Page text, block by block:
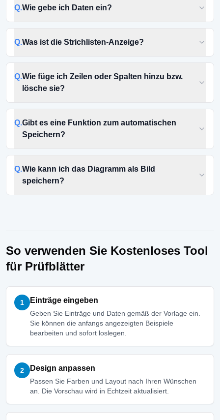
Q.Wie gebe ich Daten ein?
Q.Was ist die Strichlisten-Anzeige?
Q.Wie füge ich Zeilen oder Spalten hinzu bzw.
lösche sie?
Q.Gibt es eine Funktion zum automatischen
Speichern?
Q.Wie kann ich das Diagramm als Bild
speichern?
So verwenden Sie Kostenloses Tool
für Prüfblätter
1 Einträge eingeben
Geben Sie Einträge und Daten gemäß der Vorlage ein.
Sie können die anfangs angezeigten Beispiele
bearbeiten und sofort loslegen.
2 Design anpassen
Passen Sie Farben und Layout nach Ihren Wünschen
an. Die Vorschau wird in Echtzeit aktualisiert.